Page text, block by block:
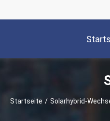
Startseite / Solarhybrid-